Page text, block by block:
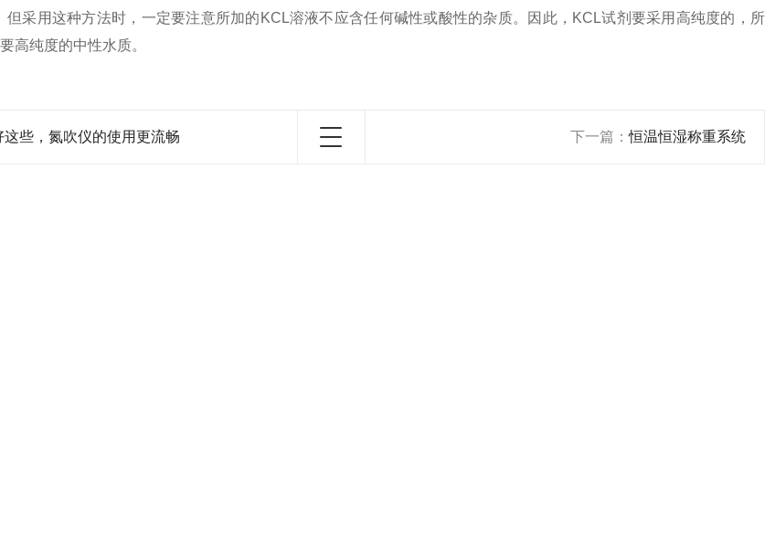
但采用这种方法时，一定要注意所加的KCL溶液不应含任何碱性或酸性的杂质。因此，KCL试剂要采用高纯度的，所
高纯度的中性水质。
这些，氮吹仪的使用更流畅 下一篇：恒温恒湿称重系统